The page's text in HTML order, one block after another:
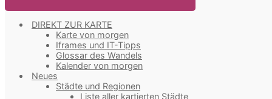
DIREKT ZUR KARTE
Karte von morgen
Iframes und IT-Tipps
Glossar des Wandels
Kalender von morgen
Neues
Städte und Regionen
Liste aller kartierten Städte